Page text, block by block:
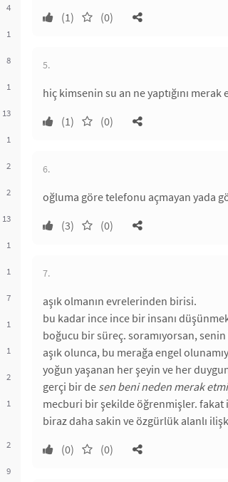
4
1
8
1
13
1
2
2
13
1
1
7
1
1
2
1
2
9
(1)
(0)
5.
hiç kimsenin su an ne yaptığını
(1)
(0)
6.
oğluma göre telefonu açmayan yada
(3)
(0)
7.
aşık olmanın evrelerinden birisi.
bu kadar ince ince bir insanı
boğucu bir süreç. soramıyorsan,
aşık olunca, bu merağa engel
yoğun yaşanan her şeyin ve her
gerçi bir de sen beni neden merak
mecburi bir şekilde öğrenmişler. fakat
biraz daha sakin ve özgürlük alanlı
(0)
(0)